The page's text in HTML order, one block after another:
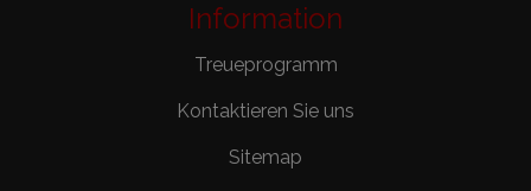
Information
Treueprogramm
Kontaktieren Sie uns
Sitemap